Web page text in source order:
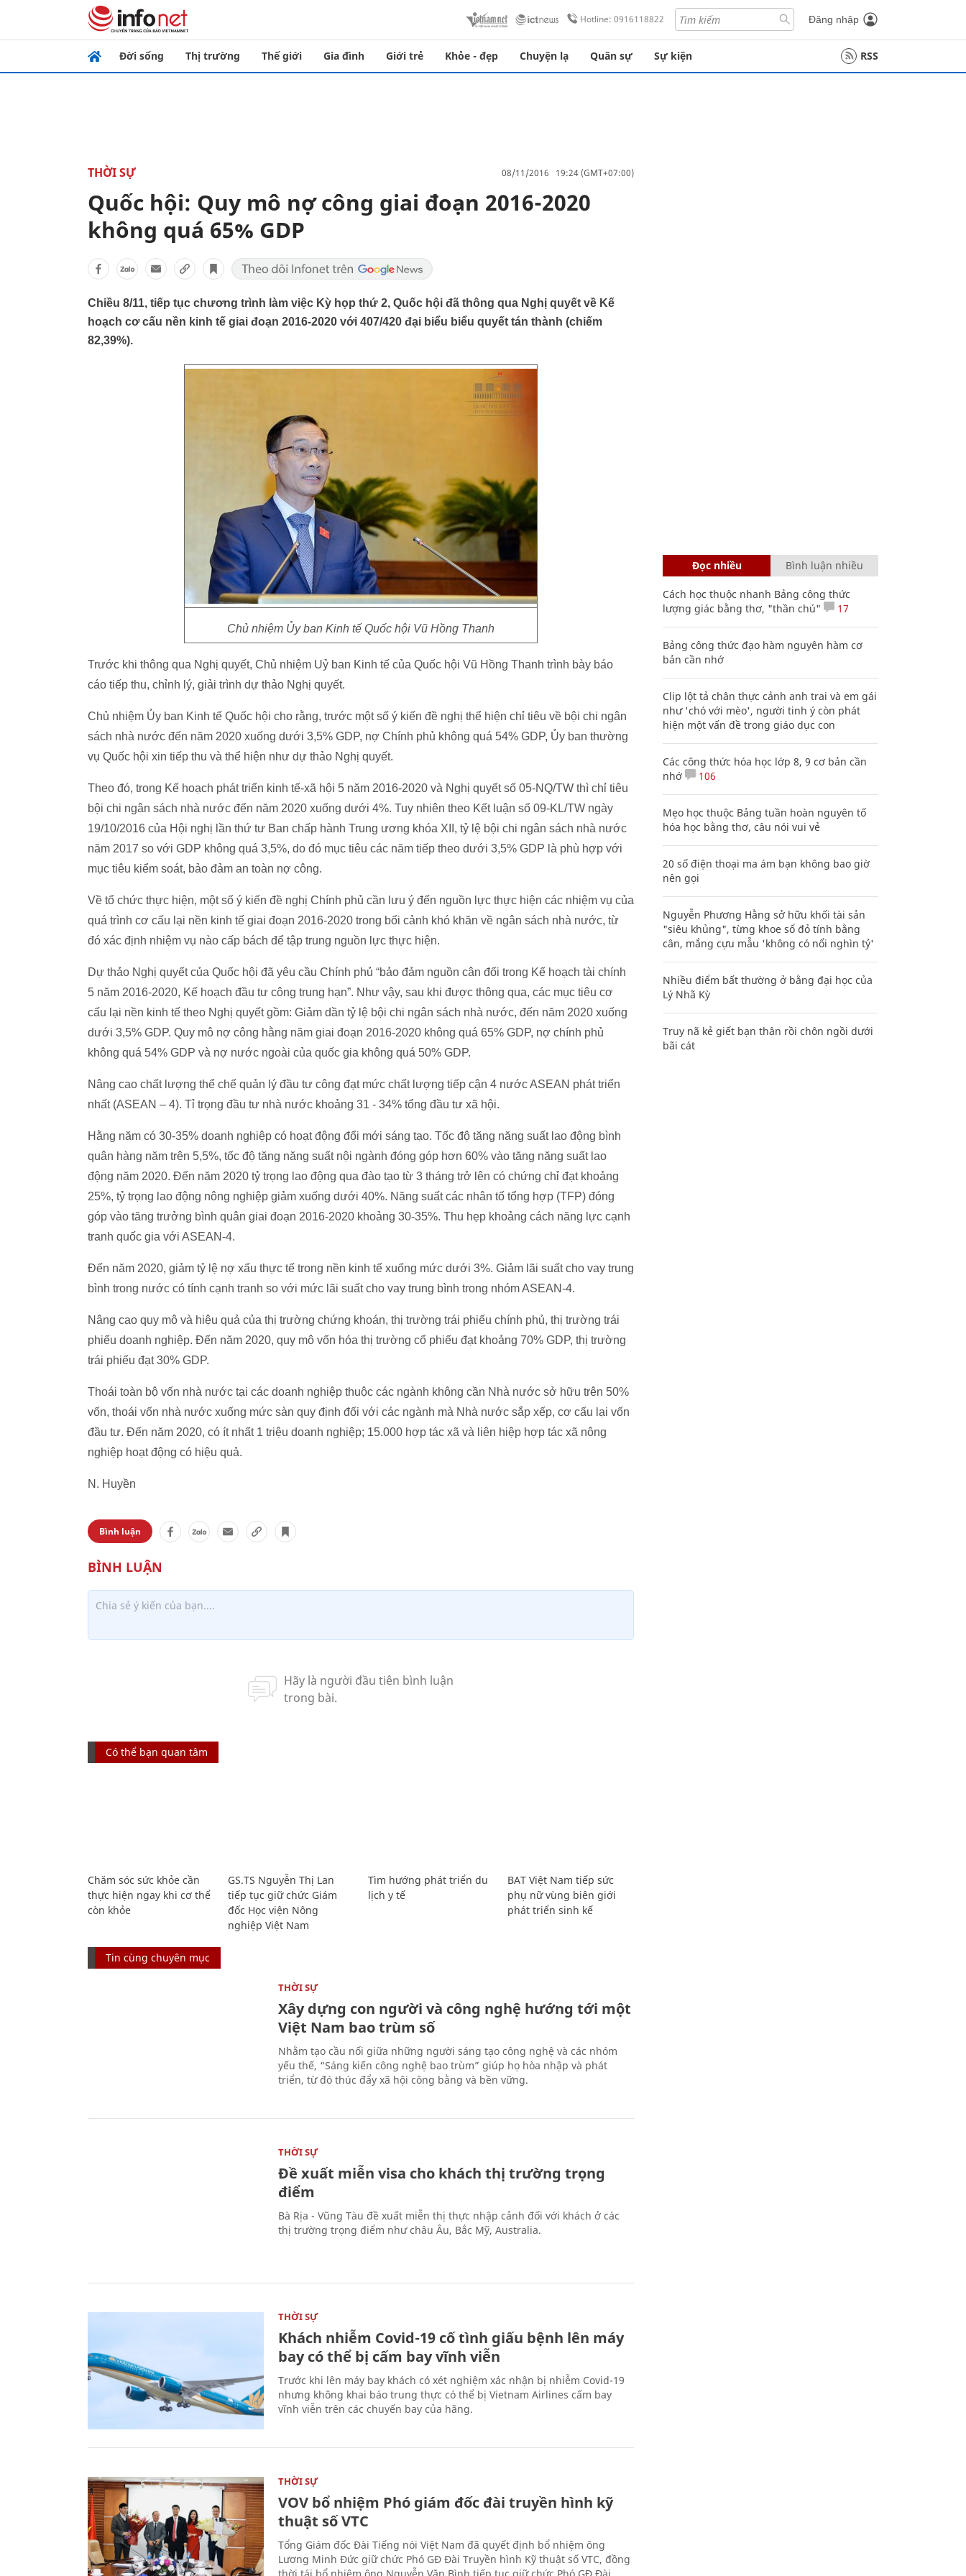
Hotline: 0916118822 Đăng nhập
Đời sống Thị trường Thế giới Gia đình Giới trẻ Khỏe - đẹp Chuyện lạ Quân sự Sự kiện RSS
THỜI SỰ 08/11/2016 19:24 (GMT+07:00)
Quốc hội: Quy mô nợ công giai đoạn 2016-2020
không quá 65% GDP
Chiều 8/11, tiếp tục chương trình làm việc Kỳ họp thứ 2, Quốc hội đã thông qua Nghị quyết về Kế
hoạch cơ cấu nền kinh tế giai đoạn 2016-2020 với 407/420 đại biểu biểu quyết tán thành (chiếm
82,39%).
Chủ nhiệm Ủy ban Kinh tế Quốc hội Vũ Hồng Thanh
Trước khi thông qua Nghị quyết, Chủ nhiệm Uỷ ban Kinh tế của Quốc hội Vũ Hồng Thanh trình bày báo
cáo tiếp thu, chỉnh lý, giải trình dự thảo Nghị quyết.
Chủ nhiệm Ủy ban Kinh tế Quốc hội cho rằng, trước một số ý kiến đề nghị thể hiện chỉ tiêu về bội chi ngân
sách nhà nước đến năm 2020 xuống dưới 3,5% GDP, nợ Chính phủ không quá 54% GDP, Ủy ban thường
vụ Quốc hội xin tiếp thu và thể hiện như dự thảo Nghị quyết.
Theo đó, trong Kế hoạch phát triển kinh tế-xã hội 5 năm 2016-2020 và Nghị quyết số 05-NQ/TW thì chỉ tiêu
bội chi ngân sách nhà nước đến năm 2020 xuống dưới 4%. Tuy nhiên theo Kết luận số 09-KL/TW ngày
19/10/2016 của Hội nghị lần thứ tư Ban chấp hành Trung ương khóa XII, tỷ lệ bội chi ngân sách nhà nước
năm 2017 so với GDP không quá 3,5%, do đó mục tiêu các năm tiếp theo dưới 3,5% GDP là phù hợp với
mục tiêu kiểm soát, bảo đảm an toàn nợ công.
Về tổ chức thực hiện, một số ý kiến đề nghị Chính phủ cần lưu ý đến nguồn lực thực hiện các nhiệm vụ của
quá trình cơ cấu lại nền kinh tế giai đoạn 2016-2020 trong bối cảnh khó khăn về ngân sách nhà nước, từ
đó xác định nhiệm vụ nào cấp bách để tập trung nguồn lực thực hiện.
Dự thảo Nghị quyết của Quốc hội đã yêu cầu Chính phủ “bảo đảm nguồn cân đối trong Kế hoạch tài chính
5 năm 2016-2020, Kế hoạch đầu tư công trung hạn”. Như vậy, sau khi được thông qua, các mục tiêu cơ
cấu lại nền kinh tế theo Nghị quyết gồm: Giảm dần tỷ lệ bội chi ngân sách nhà nước, đến năm 2020 xuống
dưới 3,5% GDP. Quy mô nợ công hằng năm giai đoạn 2016-2020 không quá 65% GDP, nợ chính phủ
không quá 54% GDP và nợ nước ngoài của quốc gia không quá 50% GDP.
Nâng cao chất lượng thể chế quản lý đầu tư công đạt mức chất lượng tiếp cận 4 nước ASEAN phát triển
nhất (ASEAN – 4). Tỉ trọng đầu tư nhà nước khoảng 31 - 34% tổng đầu tư xã hội.
Hằng năm có 30-35% doanh nghiệp có hoạt động đổi mới sáng tạo. Tốc độ tăng năng suất lao động bình
quân hàng năm trên 5,5%, tốc độ tăng năng suất nội ngành đóng góp hơn 60% vào tăng năng suất lao
động năm 2020. Đến năm 2020 tỷ trọng lao động qua đào tạo từ 3 tháng trở lên có chứng chỉ đạt khoảng
25%, tỷ trọng lao động nông nghiệp giảm xuống dưới 40%. Năng suất các nhân tố tổng hợp (TFP) đóng
góp vào tăng trưởng bình quân giai đoạn 2016-2020 khoảng 30-35%. Thu hẹp khoảng cách năng lực cạnh
tranh quốc gia với ASEAN-4.
Đến năm 2020, giảm tỷ lệ nợ xấu thực tế trong nền kinh tế xuống mức dưới 3%. Giảm lãi suất cho vay trung
bình trong nước có tính cạnh tranh so với mức lãi suất cho vay trung bình trong nhóm ASEAN-4.
Nâng cao quy mô và hiệu quả của thị trường chứng khoán, thị trường trái phiếu chính phủ, thị trường trái
phiếu doanh nghiệp. Đến năm 2020, quy mô vốn hóa thị trường cổ phiếu đạt khoảng 70% GDP, thị trường
trái phiếu đạt 30% GDP.
Thoái toàn bộ vốn nhà nước tại các doanh nghiệp thuộc các ngành không cần Nhà nước sở hữu trên 50%
vốn, thoái vốn nhà nước xuống mức sàn quy định đối với các ngành mà Nhà nước sắp xếp, cơ cấu lại vốn
đầu tư. Đến năm 2020, có ít nhất 1 triệu doanh nghiệp; 15.000 hợp tác xã và liên hiệp hợp tác xã nông
nghiệp hoạt động có hiệu quả.
N. Huyền
Bình luận
Có thể bạn quan tâm
Chăm sóc sức khỏe cần
thực hiện ngay khi cơ thể
còn khỏe
GS.TS Nguyễn Thị Lan
tiếp tục giữ chức Giám
đốc Học viện Nông
nghiệp Việt Nam
Tìm hướng phát triển du
lịch y tế
BAT Việt Nam tiếp sức
phụ nữ vùng biên giới
phát triển sinh kế
Tin cùng chuyên mục
THỜI SỰ
Xây dựng con người và công nghệ hướng tới một
Việt Nam bao trùm số
Nhằm tạo cầu nối giữa những người sáng tạo công nghệ và các nhóm
yếu thế, “Sáng kiến công nghệ bao trùm” giúp họ hòa nhập và phát
triển, từ đó thúc đẩy xã hội công bằng và bền vững.
THỜI SỰ
Đề xuất miễn visa cho khách thị trường trọng
điểm
Bà Rịa - Vũng Tàu đề xuất miễn thị thực nhập cảnh đối với khách ở các
thị trường trọng điểm như châu Âu, Bắc Mỹ, Australia.
THỜI SỰ
Khách nhiễm Covid-19 cố tình giấu bệnh lên máy
bay có thể bị cấm bay vĩnh viễn
Trước khi lên máy bay khách có xét nghiệm xác nhận bị nhiễm Covid-19
nhưng không khai báo trung thực có thể bị Vietnam Airlines cấm bay
vĩnh viễn trên các chuyến bay của hãng.
THỜI SỰ
VOV bổ nhiệm Phó giám đốc đài truyền hình kỹ
thuật số VTC
Tổng Giám đốc Đài Tiếng nói Việt Nam đã quyết định bổ nhiệm ông
Lương Minh Đức giữ chức Phó GĐ Đài Truyền hình Kỹ thuật số VTC, đồng
Đọc nhiều Bình luận nhiều
Cách học thuộc nhanh Bảng công thức
lượng giác bằng thơ, "thần chú"
17
Bảng công thức đạo hàm nguyên hàm cơ
bản cần nhớ
Clip lột tả chân thực cảnh anh trai và em gái
như 'chó với mèo', người tinh ý còn phát
hiện một vấn đề trong giáo dục con
Các công thức hóa học lớp 8, 9 cơ bản cần
nhớ
106
Mẹo học thuộc Bảng tuần hoàn nguyên tố
hóa học bằng thơ, câu nói vui vẻ
20 số điện thoại ma ám bạn không bao giờ
nên gọi
Nguyễn Phương Hằng sở hữu khối tài sản
"siêu khủng", từng khoe sổ đỏ tính bằng
cân, mắng cựu mẫu 'không có nổi nghìn tỷ'
Nhiều điểm bất thường ở bằng đại học của
Lý Nhã Kỳ
Truy nã kẻ giết bạn thân rồi chôn ngồi dưới
bãi cát